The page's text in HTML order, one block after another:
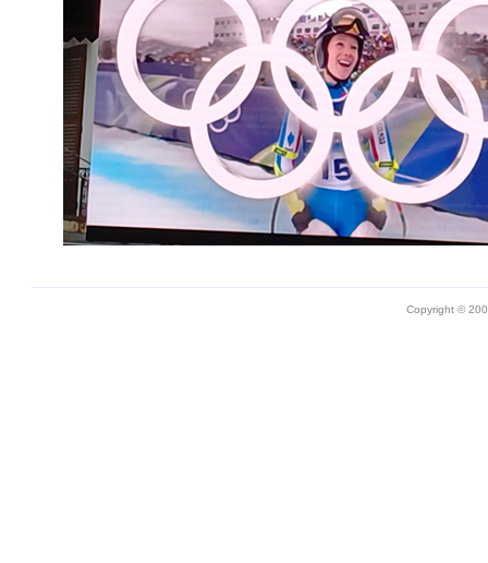
Copyright ©